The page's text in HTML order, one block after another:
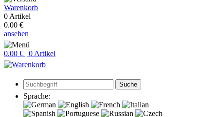
Warenkorb
0 Artikel
0.00 €
ansehen
0.00 € | 0 Artikel
Suche
Sprache: